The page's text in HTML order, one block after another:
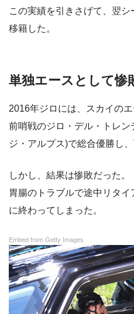
この実績を引きさげて、翌
移籍した。
単独エースとして惨
2016年ジロには、スカイのエ
前哨戦のジロ・デル・トレン
ジ・アルプス)で総合優勝し
しかし、結果は惨敗だった。
胃腸のトラブルで途中リタ
に終わってしまった。
Embed from Getty Images